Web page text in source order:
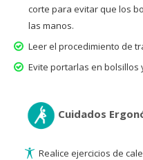
corte para evitar que los
las manos.
Leer el procedimiento de
Evite portarlas en bolsillos
Cuidados
Realice ejercicios de